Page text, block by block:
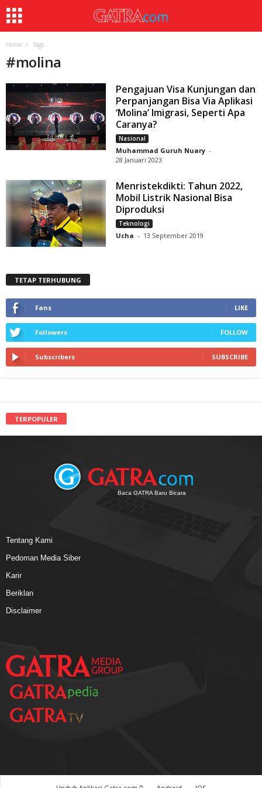
Home Tags
#molina
Pengajuan Visa Kunjungan dan
Perpanjangan Bisa Via Aplikasi
‘Molina’ Imigrasi, Seperti Apa
Caranya?
Nasional
Muhammad Guruh Nuary -
28 Januari 2023
Menristekdikti: Tahun 2022,
Mobil Listrik Nasional Bisa
Diproduksi
Teknologi
Ucha - 13 September 2019
TETAP TERHUBUNG
Fans LIKE
Followers FOLLOW
Subscribers SUBSCRIBE
TERPOPULER
Baca GATRA Baru Bicara
Tentang Kami
Pedoman Media Siber
Karir
Beriklan
Disclaimer